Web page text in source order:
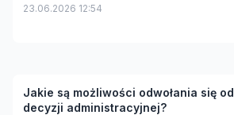
23.06.2026 12:54
Jakie są możliwości odwołania się od
decyzji administracyjnej?